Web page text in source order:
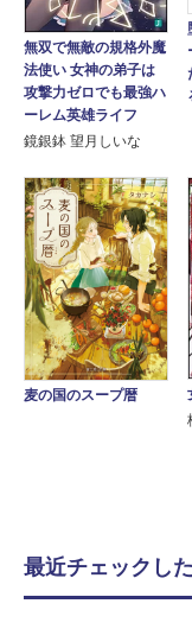
無双で無敵の規格外魔
法使い 女神の弟子は
攻撃力ゼロでも最強ハ
ーレム英雄ライフ
鏡銀鉢 望月しいな
麦の国のスープ暦
最近チェックし